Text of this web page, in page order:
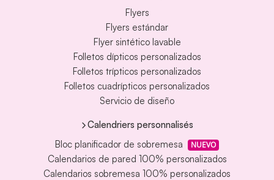
Flyers
Flyers estándar
Flyer sintético lavable
Folletos dípticos personalizados
Folletos trípticos personalizados
Folletos cuadrípticos personalizados
Servicio de diseño
Calendriers personnalisés
Bloc planificador de sobremesa
NUEVO
Calendarios de pared 100% personalizados
Calendarios sobremesa 100% personalizados